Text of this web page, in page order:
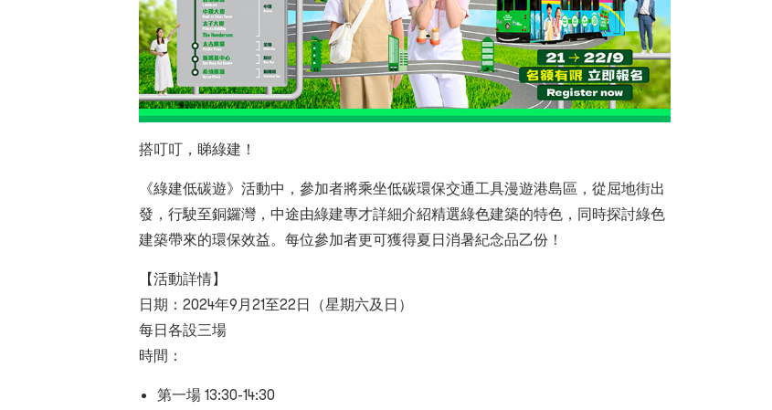
搭叮叮，睇綠建！
《綠建低碳遊》活動中，參加者將乘坐低碳環保交通工具漫遊港島區，從屈地街出
發，行駛至銅鑼灣，中途由綠建專才詳細介紹精選綠色建築的特色，同時探討綠色
建築帶來的環保效益。每位參加者更可獲得夏日消暑紀念品乙份！
【活動詳情】
日期：2024年9月21至22日（星期六及日）
每日各設三場
時間：
第一場 13:30-14:30